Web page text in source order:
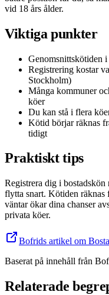
vid 18 års ålder.
Viktiga punkter
Genomsnittskötiden
Registrering kostar
Stockholm)
Många kommuner
köer
Du kan stå i flera
Kötid börjar räknas
tidigt
Praktiskt tips
Registrera dig i
flytta snart. Kötiden räknas
väntar ökar dina chanser
privata köer.
Bofrids artikel om
Baserat på innehåll från
Relaterade